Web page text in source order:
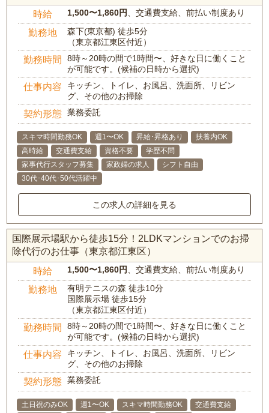
時給 1,500〜1,860円 、交通費支給、前払い制度あり
勤務地
森下(東京都) 徒歩5分
（東京都江東区付近）
勤務時間
8時～20時の間で1時間〜、好きな日に働くこと
が可能です。(候補の日時から選択)
仕事内容
キッチン、トイレ、お風呂、洗面所、リビン
グ、その他のお掃除
契約形態 業務委託
スキマ時間勤務OK 週1〜OK 昇給･昇格あり
扶養内OK
高時給
交通費支給 資格不要
学歴不問
家事代行スタッフ募集
家政婦の求人
シフト自由
30代･40代･50代活躍中
この求人の詳細を見る
国際展示場駅から徒歩15分！2LDKマンションでのお掃
除代行のお仕事（東京都江東区）
時給 1,500〜1,860円 、交通費支給、前払い制度あり
勤務地
有明テニスの森 徒歩10分
国際展示場 徒歩15分
（東京都江東区付近）
勤務時間
8時～20時の間で1時間〜、好きな日に働くこと
が可能です。(候補の日時から選択)
仕事内容
キッチン、トイレ、お風呂、洗面所、リビン
グ、その他のお掃除
契約形態 業務委託
土日祝のみOK 週1〜OK スキマ時間勤務OK
交通費支給